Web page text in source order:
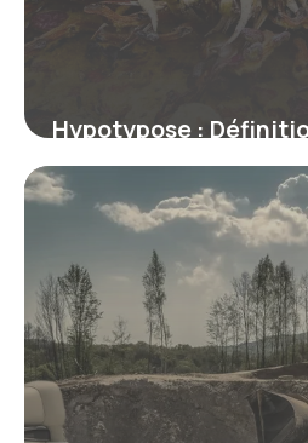
Hypotypose :
en littérature
9 juillet 2026